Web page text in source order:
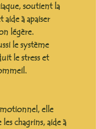
soutient la
à apaiser
légère.
le système
le stress et
elle
chagrins, aide à